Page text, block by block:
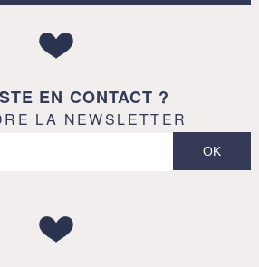
EN CONTACT ?
LA NEWSLETTER